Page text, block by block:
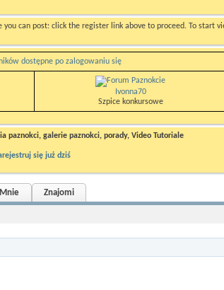
you can post: click the register link above to proceed. To
dostępne po zalogowaniu się
Ivonna70
Szpice konkursowe
paznokci, galerie paznokci, porady, Video Tutoriale
się już dziś
Znajomi